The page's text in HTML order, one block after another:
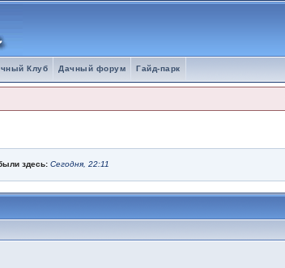
Клуб Дачный форум Гайд-парк
здесь:Сегодня, 22:11